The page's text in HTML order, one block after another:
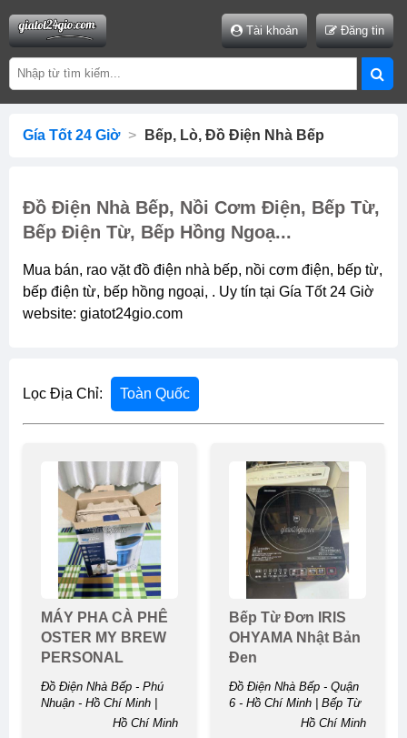
Tài khoản Đăng tin
Gía Tốt 24 Giờ > Bếp, Lò, Đồ Điện Nhà Bếp
Đồ Điện Nhà Bếp, Nồi Cơm Điện, Bếp Từ,
Bếp Điện Từ, Bếp Hồng Ngoạ...
Mua bán, rao vặt đồ điện nhà bếp, nồi cơm điện, bếp từ,
bếp điện từ, bếp hồng ngoại, . Uy tín tại Gía Tốt 24 Giờ
website: giatot24gio.com
Lọc Địa Chỉ: Toàn Quốc
MÁY PHA CÀ PHÊ
OSTER MY BREW
PERSONAL
COFFEE MAKER
Đồ Điện Nhà Bếp - Phú
Nhuận - Hồ Chí Minh |
MÁY PHA CÀ PHÊHồ Chí Minh
Bếp Từ Đơn IRIS
OHYAMA Nhật Bản
Đen
Đồ Điện Nhà Bếp - Quận
6 - Hồ Chí Minh | Bếp Từ
Đơn IRIS OHYAMA Nhật
Hồ Chí Minh